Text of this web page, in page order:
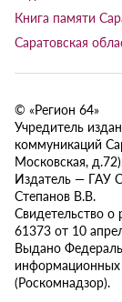
Книга памяти
Саратовская
© «Регион 64»
Учредитель
коммуникаций
Московская,
Издатель — ГАУ
Степанов В.В.
Свидетельство
61373 от 10
Выдано
информационных
(Роскомнадзор).